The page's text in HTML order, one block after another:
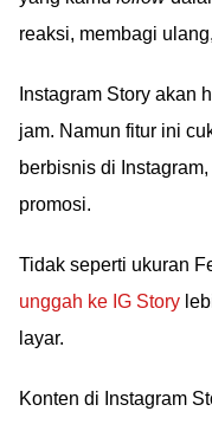
reaksi, membagi
Instagram Story akan
jam. Namun fitur ini
berbisnis di
promosi.
Tidak seperti ukuran
unggah ke IG Story
layar.
Konten di Instagram